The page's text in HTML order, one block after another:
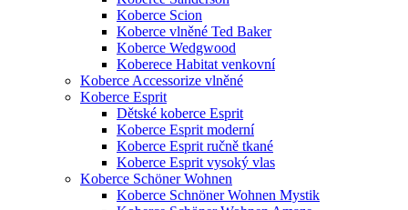
Koberce Scion
Koberce vlněné Ted Baker
Koberce Wedgwood
Koberece Habitat venkovní
Koberce Accessorize vlněné
Koberce Esprit
Dětské koberce Esprit
Koberce Esprit moderní
Koberce Esprit ručně tkané
Koberce Esprit vysoký vlas
Koberce Schöner Wohnen
Koberce Schnöner Wohnen Mystik